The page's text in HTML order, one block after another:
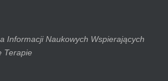
Informacji Naukowych Wspierających
Terapie